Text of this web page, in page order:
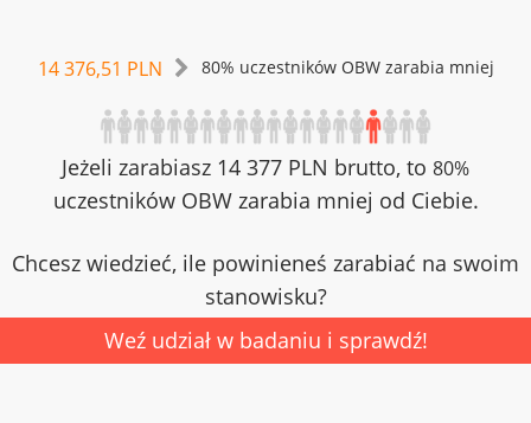
14 376,51 PLN 80% uczestników OBW zarabia mniej
Jeżeli zarabiasz 14 377 PLN brutto, to 80%
uczestników OBW zarabia mniej od Ciebie.
Chcesz wiedzieć, ile powinieneś zarabiać na swoim
stanowisku?
Weź udział w badaniu i sprawdź!